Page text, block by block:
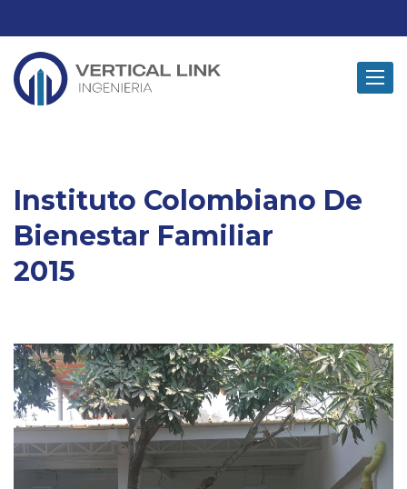
Toggle
Instituto Colombiano De
Bienestar Familiar
2015